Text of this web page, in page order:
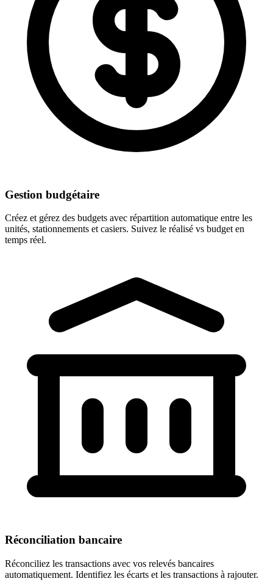
Gestion budgétaire
Créez et gérez des budgets avec répartition automatique entre les
unités, stationnements et casiers. Suivez le réalisé vs budget en
temps réel.
Réconciliation bancaire
Réconciliez les transactions avec vos relevés bancaires
automatiquement. Identifiez les écarts et les transactions à rajouter.